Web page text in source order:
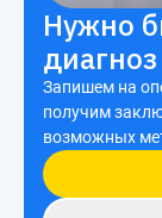
Нужно
Запишем на
получим
возможных